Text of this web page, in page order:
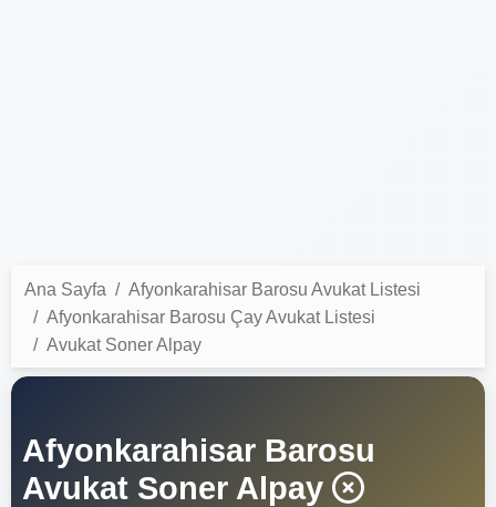
Ana Sayfa
Afyonkarahisar Barosu Avukat Listesi
Afyonkarahisar Barosu Çay Avukat Listesi
Avukat Soner Alpay
Afyonkarahisar Barosu
Avukat Soner Alpay